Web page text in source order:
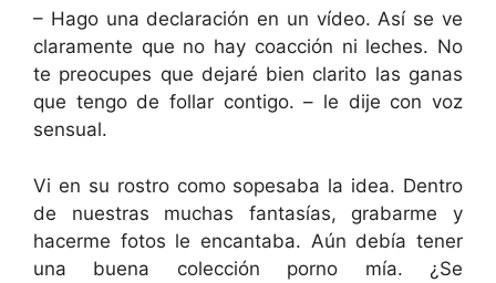
– Hago una declaración en un vídeo. Así se ve
claramente que no hay coacción ni leches. No
te preocupes que dejaré bien clarito las ganas
que tengo de follar contigo. – le dije con voz
sensual.
Vi en su rostro como sopesaba la idea. Dentro
de nuestras muchas fantasías, grabarme y
hacerme fotos le encantaba. Aún debía tener
una buena colección porno mía. ¿Se